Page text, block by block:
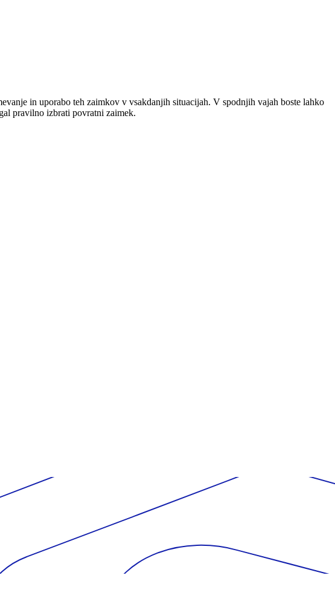
in uporabo teh zaimkov v vsakdanjih situacijah. V spodnjih vajah boste lahko
pravilno izbrati povratni zaimek.